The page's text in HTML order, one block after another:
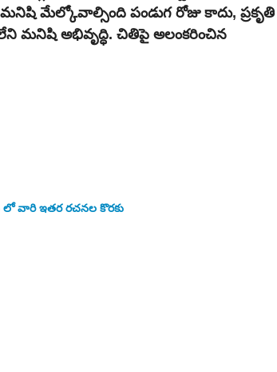
మేల్కోవాల్సింది పండుగ రోజు కాదు, ప్రకృతి
లేని మనిషి అభివృద్ధి. చితిపై అలంకరించిన
లో వారి ఇతర రచనల కొరకు